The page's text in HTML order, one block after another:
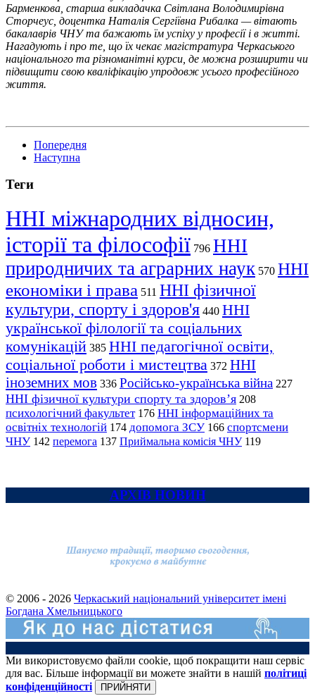
Барменкова, старша викладачка Світлана Володимирівна
Сторчеус, доцентка Наталія Сергіївна Рибалка — вітають
бакалаврів ЧНУ та бажають їм успіху у професії і в житті.
Нагадують і про те, що їх чекає магістратура Черкаського
національного та різноманітні курси, де можна розширити чи
підвищити свою кваліфікацію упродовж усього професійного
життя.
Попередня
Наступна
Теги
ННІ міжнародних відносин,
історії та філософії 796 ННІ
природничих та аграрних наук 570 ННІ
економіки і права 511 ННІ фізичної
культури, спорту і здоров'я 440 ННІ
української філології та соціальних
комунікацій 385 ННІ педагогічної освіти,
соціальної роботи і мистецтва 372 ННІ
іноземних мов 336 Російсько-українська війна 227
ННІ фізичної культури спорту та здоров’я 208
психологічний факультет 176 ННІ інформаційних та
освітніх технологій 174 допомога ЗСУ 166 спортсмени
ЧНУ 142 перемога 137 Приймальна комісія ЧНУ 119
АРХІВ НОВИН
© 2006 - 2026 Черкаський національний університет імені
Богдана Хмельницького
Ми використовуємо файли cookie, щоб покращити наш сервіс
для вас. Більше інформації ви можете знайти в нашій політиці
конфіденційності
ПРИЙНЯТИ